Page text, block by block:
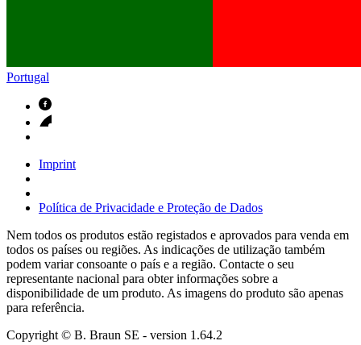
Portugal
Imprint
Política de Privacidade e Proteção de Dados
Nem todos os produtos estão registados e aprovados para venda em
todos os países ou regiões. As indicações de utilização também
podem variar consoante o país e a região. Contacte o seu
representante nacional para obter informações sobre a
disponibilidade de um produto. As imagens do produto são apenas
para referência.
Copyright © B. Braun SE - version 1.64.2